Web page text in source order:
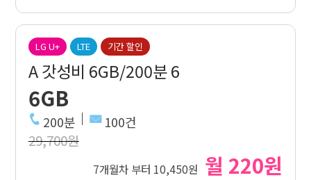
LG U+ LTE 기간 할인
A 갓성비 6GB/200분 6
6GB
200분 100건
29,700원
7개월차 부터 10,450원 월 220원